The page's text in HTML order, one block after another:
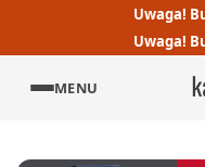
Uwaga!
Uwaga!
MENU